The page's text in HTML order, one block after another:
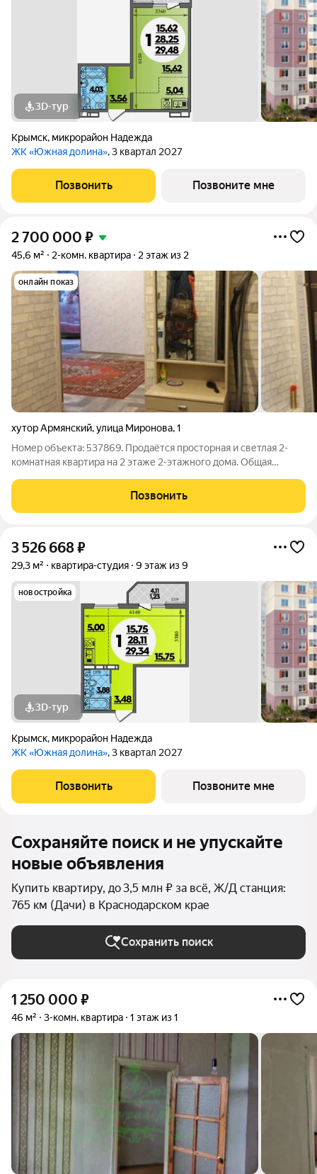
3D-тур
Крымск, микрорайон Надежда
ЖК «Южная долина», 3 квартал 2027
Позвонить Позвоните мне
2 700 000 ₽
45,6 м² 2-комн. квартира 2 этаж из 2
онлайн показ
хутор Армянский,улица Миронова,1
Номер объекта: 537869. Продаётся просторная и светлая 2-
комнатная квартира на 2 этаже 2-этажного дома. Общая
вариант идеально подойдет как для семей с детьми, так и для
молодых людей. Квартира
Позвонить
3 526 668₽
29,3 м² квартира-студия 9 этаж из 9
новостройка
3D-тур
Крымск, микрорайон Надежда
ЖК «Южная долина», 3 квартал 2027
Позвонить Позвоните мне
Сохраняйте поиск и не упускайте
новые объявления
Купить квартиру, до 3,5 млн ₽ за всё, Ж/Д станция:
765 км (Дачи) в Краснодарском крае
Сохранить поиск
1 250 000 ₽
46 м² 3-комн. квартира 1 этаж из 1